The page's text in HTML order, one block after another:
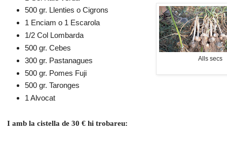
Alls secs
500 gr. Llenties o Cigrons
1 Enciam o 1 Escarola
1/2 Col Lombarda
500 gr. Cebes
300 gr. Pastanagues
500 gr. Pomes Fuji
500 gr. Taronges
1 Alvocat
I amb la cistella de 30 € hi trobareu: